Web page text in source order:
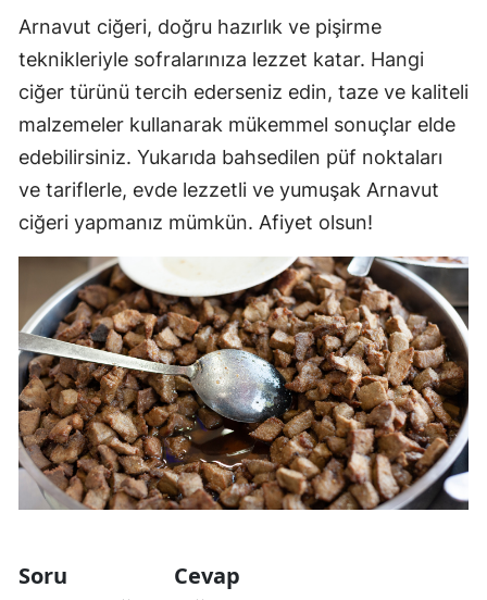
Arnavut ciğeri, doğru hazırlık ve pişirme
teknikleriyle sofralarınıza lezzet katar. Hangi
ciğer türünü tercih ederseniz edin, taze ve kaliteli
malzemeler kullanarak mükemmel sonuçlar elde
edebilirsiniz. Yukarıda bahsedilen püf noktaları
ve tariflerle, evde lezzetli ve yumuşak Arnavut
ciğeri yapmanız mümkün. Afiyet olsun!
Soru
Cevap